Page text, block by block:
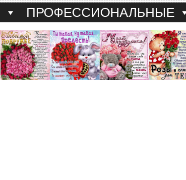
ПРОФЕССИОНАЛЬНЫЕ